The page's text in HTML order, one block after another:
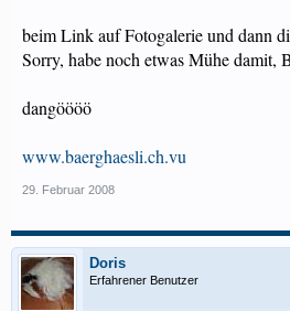
beim Link auf Fotogalerie und dann
Sorry, habe noch etwas Mühe damit,
dangöööö
www.baerghaesli.ch.vu
29. Februar 2008
Doris
Erfahrener Benutzer